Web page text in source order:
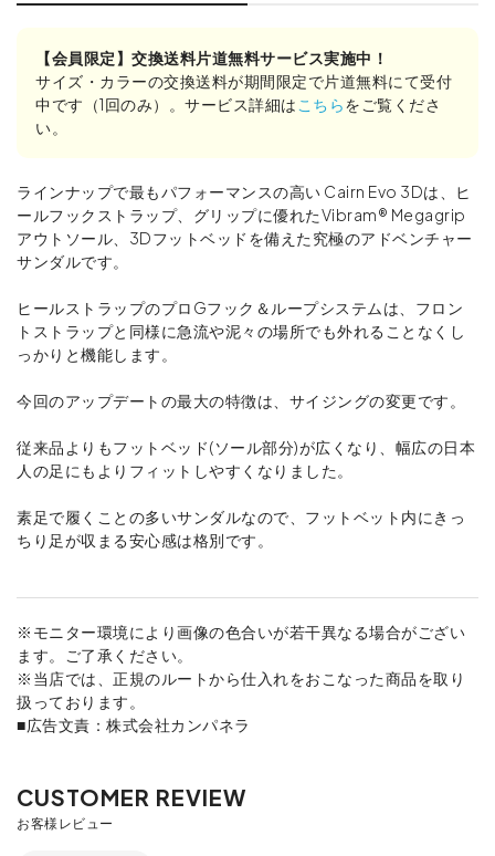
【会員限定】交換送料片道無料サービス実施中！
サイズ・カラーの交換送料が期間限定で片道無料にて受付
中です（1回のみ）。サービス詳細は こちらをご覧くださ
い。
ラインナップで最もパフォーマンスの高い Cairn Evo 3Dは、ヒ
ールフックストラップ、グリップに優れたVibram® Megagrip
アウトソール、3Dフットベッドを備えた究極のアドベンチャー
サンダルです。
ヒールストラップのプロGフック＆ループシステムは、フロン
トストラップと同様に急流や泥々の場所でも外れることなくし
っかりと機能します。
今回のアップデートの最大の特徴は、サイジングの変更です。
従来品よりもフットベッド(ソール部分)が広くなり、幅広の日本
人の足にもよりフィットしやすくなりました。
素足で履くことの多いサンダルなので、フットベット内にきっ
ちり足が収まる安心感は格別です。
※モニター環境により画像の色合いが若干異なる場合がござい
ます。ご了承ください。
※当店では、正規のルートから仕入れをおこなった商品を取り
扱っております。
■広告文責：株式会社カンパネラ